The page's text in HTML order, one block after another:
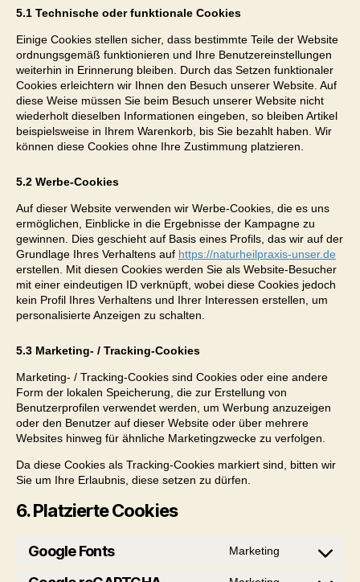
5.1 Technische oder funktionale Cookies
Einige Cookies stellen sicher, dass bestimmte Teile der Website
ordnungsgemäß funktionieren und Ihre Benutzereinstellungen
weiterhin in Erinnerung bleiben. Durch das Setzen funktionaler
Cookies erleichtern wir Ihnen den Besuch unserer Website. Auf
diese Weise müssen Sie beim Besuch unserer Website nicht
wiederholt dieselben Informationen eingeben, so bleiben Artikel
beispielsweise in Ihrem Warenkorb, bis Sie bezahlt haben. Wir
können diese Cookies ohne Ihre Zustimmung platzieren.
5.2 Werbe-Cookies
Auf dieser Website verwenden wir Werbe-Cookies, die es uns
ermöglichen, Einblicke in die Ergebnisse der Kampagne zu
gewinnen. Dies geschieht auf Basis eines Profils, das wir auf der
Grundlage Ihres Verhaltens auf https://naturheilpraxis-unser.de
erstellen. Mit diesen Cookies werden Sie als Website-Besucher
mit einer eindeutigen ID verknüpft, wobei diese Cookies jedoch
kein Profil Ihres Verhaltens und Ihrer Interessen erstellen, um
personalisierte Anzeigen zu schalten.
5.3 Marketing- / Tracking-Cookies
Marketing- / Tracking-Cookies sind Cookies oder eine andere
Form der lokalen Speicherung, die zur Erstellung von
Benutzerprofilen verwendet werden, um Werbung anzuzeigen
oder den Benutzer auf dieser Website oder über mehrere
Websites hinweg für ähnliche Marketingzwecke zu verfolgen.
Da diese Cookies als Tracking-Cookies markiert sind, bitten wir
Sie um Ihre Erlaubnis, diese setzen zu dürfen.
6. Platzierte Cookies
Google Fonts Marketing
Consent